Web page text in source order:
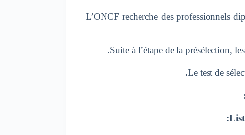
L’ONCF recherche des professionnels
Suite à l’étape de la présélection,
Le test de